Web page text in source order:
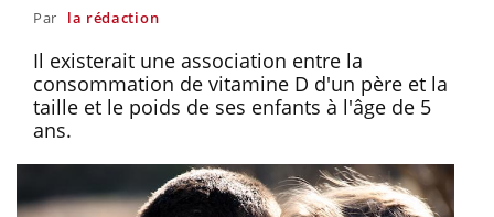
Par la rédaction
Il existerait une association entre la
consommation de vitamine D d'un père et la
taille et le poids de ses enfants à l'âge de 5
ans.